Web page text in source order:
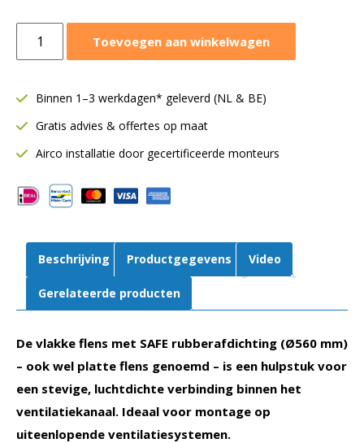
Ø560
|
SAFE
aantal
Toevoegen aan winkelwagen
Binnen 1–3 werkdagen* geleverd (NL & BE)
Gratis advies & offertes op maat
Airco installatie door gecertificeerde monteurs
Beschrijving Productgegevens Video
Gerelateerde producten
De vlakke flens met SAFE rubberafdichting (Ø560 mm)
– ook wel platte flens genoemd – is een hulpstuk voor
een stevige, luchtdichte verbinding binnen het
ventilatiekanaal. Ideaal voor montage op
uiteenlopende ventilatiesystemen.